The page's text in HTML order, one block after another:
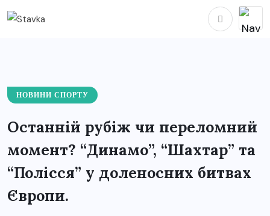
НОВИНИ СПОРТУ
Останній рубіж чи переломний
момент? “Динамо”, “Шахтар” та
“Полісся” у доленосних битвах
Європи.